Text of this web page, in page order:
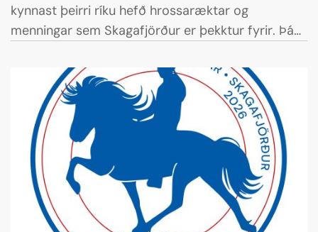
kynnast þeirri ríku hefð hrossaræktar og
menningar sem Skagafjörður er þekktur fyrir. Þá
Skagafirði, þar sem fjölmörg hrossaræktarbýli og
menningarsetur víðs vegar um héraðið opna dyr
sínar og bjóða gesti velkomna.